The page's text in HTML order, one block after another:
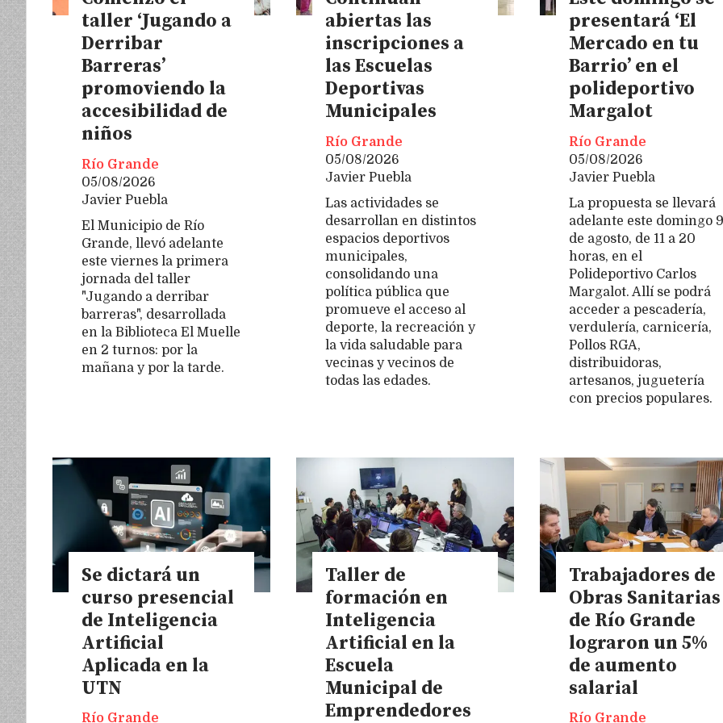
taller ‘Jugando a
Derribar
Barreras’
promoviendo la
accesibilidad de
niños
Javier Puebla
Río Grande
05/08/2026
El Municipio de Río
Grande, llevó adelante
este viernes la primera
jornada del taller
"Jugando a derribar
barreras", desarrollada
en la Biblioteca El Muelle
en 2 turnos: por la
mañana y por la tarde.
abiertas las
inscripciones a
las Escuelas
Deportivas
Municipales
Javier Puebla
Río Grande
05/08/2026
Las actividades se
desarrollan en distintos
espacios deportivos
municipales,
consolidando una
política pública que
promueve el acceso al
deporte, la recreación y
la vida saludable para
vecinas y vecinos de
todas las edades.
presentará ‘El
Mercado en tu
Barrio’ en el
polideportivo
Margalot
Javier Puebla
Río Grande
05/08/2026
La propuesta se llevará
adelante este domingo 9
de agosto, de 11 a 20
horas, en el
Polideportivo Carlos
Margalot. Allí se podrá
acceder a pescadería,
verdulería, carnicería,
Pollos RGA,
distribuidoras,
artesanos, juguetería
con precios populares.
Se dictará un
curso presencial
de Inteligencia
Artificial
Aplicada en la
UTN
Río Grande
Taller de
formación en
Inteligencia
Artificial en la
Escuela
Municipal de
Emprendedores
Trabajadores de
Obras Sanitarias
de Río Grande
lograron un 5%
de aumento
salarial
Río Grande